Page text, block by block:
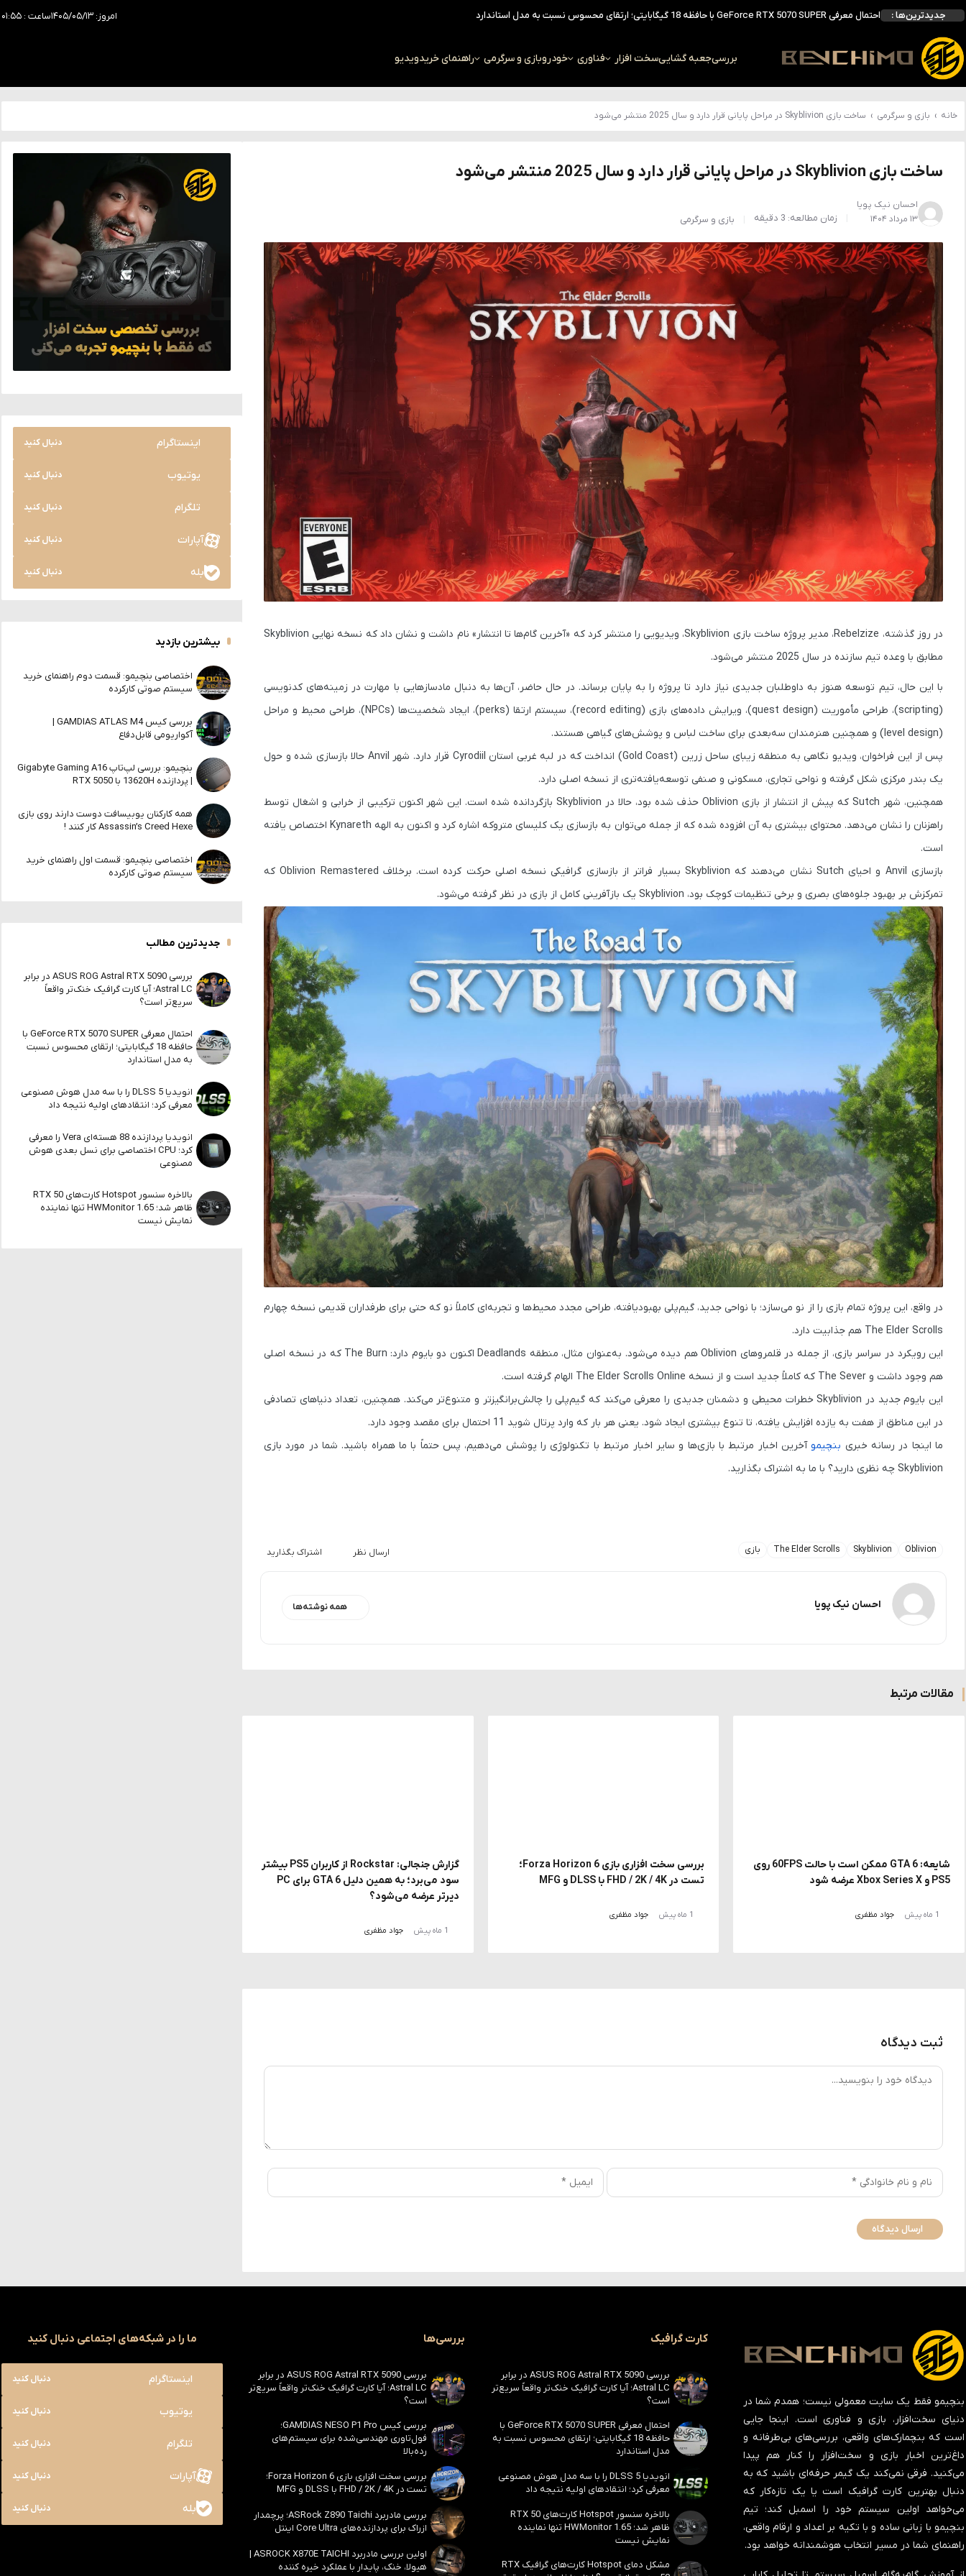
جدیدترین‌ها :
انویدیا DLSS 5 را با سه مدل هوش مصنوعی معرفی کرد؛ انتقادهای اولیه نتیجه داد
بررسی کیس GAMDIAS NESO P1 Pro؛ فول‌تاوری مهندسی‌شده برای سیستم‌های رده‌بالا
امروز: ۱۴۰۵/۰۵/۱۳ ساعت : ۰۱:۵۵
بررسیجعبه گشاییسخت افزار فناوری خودروبازی و سرگرمی راهنمای خریدویدیو
خانه › بازی و سرگرمی › ساخت بازی Skyblivion در مراحل پایانی قرار دارد و سال 2025 منتشر می‌شود
ساخت بازی Skyblivion در مراحل پایانی قرار دارد و سال 2025 منتشر می‌شود
احسان نیک پویا
۱۳ مرداد ۱۴۰۴
زمان مطالعه: 3 دقیقه بازی و سرگرمی
در روز گذشته، Rebelzize
، مدیر پروژه ساخت بازی Skyblivion، ویدیویی را منتشر کرد که «آخرین گام‌ها تا انتشار» نام داشت و نشان داد که نسخه نهایی Skyblivion
مطابق با وعده تیم سازنده در سال 2025 منتشر می‌شود.
با این حال، تیم توسعه هنوز به داوطلبان جدیدی نیاز دارد تا پروژه را به پایان برساند. در حال حاضر، آن‌ها به دنبال مادسازهایی با مهارت در زمینه‌های کدنویسی
(scripting)
، طراحی مأموریت (quest design) ، ویرایش داده‌های بازی (record editing) ، سیستم ارتقا (perks) ، ایجاد شخصیت‌ها (NPCs) ، طراحی محیط و مراحل
(level design)
و همچنین هنرمندان سه‌بعدی برای ساخت لباس و پوشش‌های گیاهی هستند.
پس از این فراخوان، ویدیو نگاهی به منطقه زیبای ساحل زرین (Gold Coast) انداخت که در لبه غربی استان Cyrodiil قرار دارد. شهر Anvil حالا بازسازی شده و حول
یک بندر مرکزی شکل گرفته و نواحی تجاری، مسکونی و صنفی توسعه‌یافته‌تری از نسخه اصلی دارد.
همچنین، شهر Sutch
که پیش از انتشار از بازی Oblivion حذف شده بود، حالا در Skyblivion بازگردانده شده است. این شهر اکنون ترکیبی از خرابی و اشغال توسط
راهزنان را نشان می‌دهد. محتوای بیشتری به آن افزوده شده که از جمله می‌توان به بازسازی یک کلیسای متروکه اشاره کرد و اکنون به الهه Kynarethاختصاص یافته
است.
بازسازی Anvil و احیای Sutch نشان می‌دهند که Skyblivion بسیار فراتر از بازسازی گرافیکی نسخه اصلی حرکت کرده است. برخلاف
Oblivion Remasteredکه
تمرکزش بر بهبود جلوه‌های بصری و برخی تنظیمات کوچک بود، Skyblivion یک بازآفرینی کامل از بازی در نظر گرفته می‌شود.
در واقع، این پروژه تمام بازی را از نو می‌سازد؛ با نواحی جدید، گیم‌پلی بهبودیافته، طراحی مجدد محیط‌ها و تجربه‌ای کاملاً نو که حتی برای طرفداران قدیمی نسخه چهارم
The Elder Scrolls هم جذابیت دارد.
این رویکرد در سراسر بازی، از جمله در قلمروهای Oblivion هم دیده می‌شود. به‌عنوان مثال، منطقه Deadlands
اکنون دو بایوم دارد: The Burn که در نسخه اصلی
هم وجود داشت و The Sever که کاملاً جدید است و از نسخه
The Elder Scrolls Online الهام گرفته است.
این بایوم جدید در Skyblivion خطرات محیطی و دشمنان جدیدی را معرفی می‌کند که گیم‌پلی را چالش‌برانگیزتر و متنوع‌تر می‌کند. همچنین، تعداد دنیاهای تصادفی
در این مناطق از هفت به یازده افزایش یافته، تا تنوع بیشتری ایجاد شود. یعنی هر بار که وارد پرتال شوید 11 احتمال برای مقصد وجود دارد.
ما اینجا در رسانه خبری بنچیمو آخرین اخبار مرتبط با بازی‌ها و سایر اخبار مرتبط با تکنولوژی را پوشش می‌دهیم، پس حتماً با ما همراه باشید. شما در مورد بازی
Skyblivion چه نظری دارید؟ با ما به اشتراک بگذارید.
Oblivion
Skyblivion
The Elder Scrolls بازی ارسال نظر اشتراک بگذارید
احسان نیک پویا همه نوشته‌ها
مقالات مرتبط
شایعه: GTA 6 ممکن است با حالت 60FPS روی
PS5 و Xbox Series X عرضه شود
1 ماه پیش جواد مظفری
بررسی سخت افزاری بازی Forza Horizon 6؛
تست در FHD / 2K / 4K با DLSS و MFG
1 ماه پیش جواد مظفری
گزارش جنجالی: Rockstar از کاربران PS5 بیشتر
سود می‌برد؛ به همین دلیل GTA 6 برای PC
دیرتر عرضه می‌شود؟
1 ماه پیش جواد مظفری
ثبت دیدگاه
اینستاگرام دنبال کنید
یوتیوب دنبال کنید
تلگرام دنبال کنید
آپارات دنبال کنید
بله دنبال کنید
بیشترین بازدید
اختصاصی بنچیمو: قسمت دوم راهنمای خرید
سیستم صوتی کارکرده
بررسی کیس GAMDIAS ATLAS M4 |
آکواریومی قابل‌دفاع
بنچیمو: بررسی لپ‌تاپ Gigabyte Gaming A16
| پردازنده 13620H با RTX 5050
همه کارکنان یوبیسافت دوست دارند روی بازی
Assassin’s Creed Hexe کار کنند !
اختصاصی بنچیمو: قسمت اول راهنمای خرید
سیستم صوتی کارکرده
جدیدترین مطالب
بررسی ASUS ROG Astral RTX 5090 در برابر
Astral LC؛ آیا کارت گرافیک خنک‌تر واقعاً
سریع‌تر است؟
احتمال معرفی GeForce RTX 5070 SUPER با
حافظه 18 گیگابایتی؛ ارتقای محسوس نسبت
به مدل استاندارد
انویدیا DLSS 5 را با سه مدل هوش مصنوعی
معرفی کرد؛ انتقادهای اولیه نتیجه داد
انویدیا پردازنده 88 هسته‌ای Vera را معرفی
کرد؛ CPU اختصاصی برای نسل بعدی هوش
مصنوعی
بالاخره سنسور Hotspot کارت‌های RTX 50
ظاهر شد؛ HWMonitor 1.65 تنها نماینده
نمایش نیست
بنچیمو فقط یک سایت معمولی نیست؛ همدم شما در
دنیای سخت‌افزار، بازی و فناوری است. اینجا جایی
است که بنچمارک‌های واقعی، بررسی‌های بی‌طرفانه و
داغ‌ترین اخبار بازی و سخت‌افزار را کنار هم پیدا
می‌کنید. فرقی نمی‌کند یک گیمر حرفه‌ای باشید که به
دنبال بهترین کارت گرافیک است یا یک تازه‌کار که
می‌خواهد اولین سیستم خود را اسمبل کند؛ تیم
بنچیمو با زبانی ساده و با تکیه بر اعداد و ارقام واقعی،
راهنمای شما در مسیر انتخاب هوشمندانه خواهد بود.
کارت گرافیک
بررسی ASUS ROG Astral RTX 5090 در برابر
Astral LC؛ آیا کارت گرافیک خنک‌تر واقعاً سریع‌تر
است؟
احتمال معرفی GeForce RTX 5070 SUPER با
حافظه 18 گیگابایتی؛ ارتقای محسوس نسبت به
مدل استاندارد
انویدیا DLSS 5 را با سه مدل هوش مصنوعی
معرفی کرد؛ انتقادهای اولیه نتیجه داد
بالاخره سنسور Hotspot کارت‌های RTX 50
ظاهر شد؛ HWMonitor 1.65 تنها نماینده
نمایش نیست
مشکل دمای Hotspot کارت‌های گرافیک RTX
بررسی‌ها
بررسی ASUS ROG Astral RTX 5090 در برابر
Astral LC؛ آیا کارت گرافیک خنک‌تر واقعاً سریع‌تر
است؟
بررسی کیس GAMDIAS NESO P1 Pro؛
فول‌تاوری مهندسی‌شده برای سیستم‌های
رده‌بالا
بررسی سخت افزاری بازی Forza Horizon 6؛
تست در FHD / 2K / 4K با DLSS و MFG
بررسی مادربرد ASRock Z890 Taichi؛ پرچمدار
ازراک برای پردازنده‌های Core Ultra اینتل
اولین بررسی مادربرد ASROCK X870E TAICHI |
هیولا، خنک، پایدار با عملکرد خیره کننده
ما را در شبکه‌های اجتماعی دنبال کنید
اینستاگرام دنبال کنید
یوتیوب دنبال کنید
تلگرام دنبال کنید
آپارات دنبال کنید
بله دنبال کنید